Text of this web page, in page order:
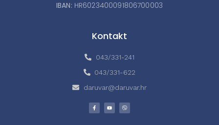
IBAN: HR6023400091806700003
Kontakt
043/331-241
043/331-622
daruvar@daruvar.hr